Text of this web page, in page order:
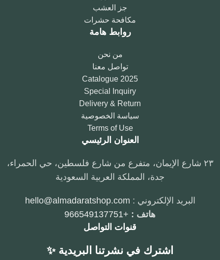
جز العشب
مكافحة حشرات
روابط هامة
من نحن
تواصل معنا
2025 Catalogue
Special Inquiry
Delivery & Return
سياسة الخصوصية
Terms of Use
العنوان الرئيسي
٢٣ شارع الإيمان، متفرع من شارع فلسطين، حي الحمراء،
جدة، المملكة العربية السعودية
البريد الإلكتروني : hello@almadaratshop.com
هاتف : +966549137751
قنوات التواصل
اشترك في نشرتنا البريدية ✨